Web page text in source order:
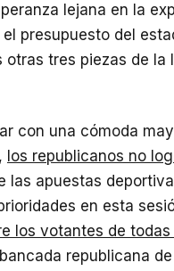
lejana en la
presupuesto del
otras tres piezas de
con una cómoda
los republicanos no
las apuestas
en esta
los votantes de
republicana